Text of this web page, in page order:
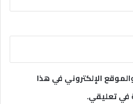
الإلكتروني في هذا
في تعليقي.